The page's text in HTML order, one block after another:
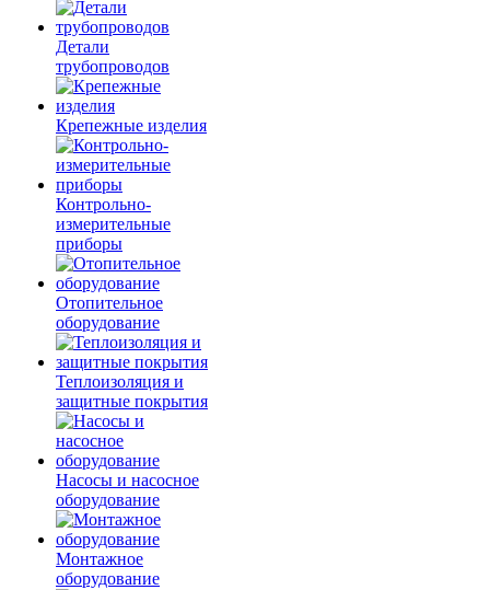
Детали
трубопроводов
Крепежные изделия
Контрольно-
измерительные
приборы
Отопительное
оборудование
Теплоизоляция и
защитные покрытия
Насосы и насосное
оборудование
Монтажное
оборудование